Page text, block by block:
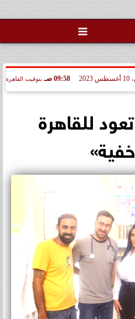

09:58 صـ بتوقيت القاهرة
للقاهرة